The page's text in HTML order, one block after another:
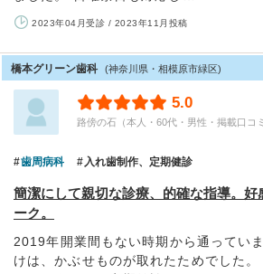
2023年04月受診 / 2023年11月投稿
橋本グリーン歯科 (神奈川県・相模原市緑区)
5.0
路傍の石（本人・60代・男性・掲載口コ
歯周病科 入れ歯制作、定期健診
簡潔にして親切な診療、的確な指導。好
ーク。
2019年開業間もない時期から通ってい
けは、かぶせものが取れたためでした